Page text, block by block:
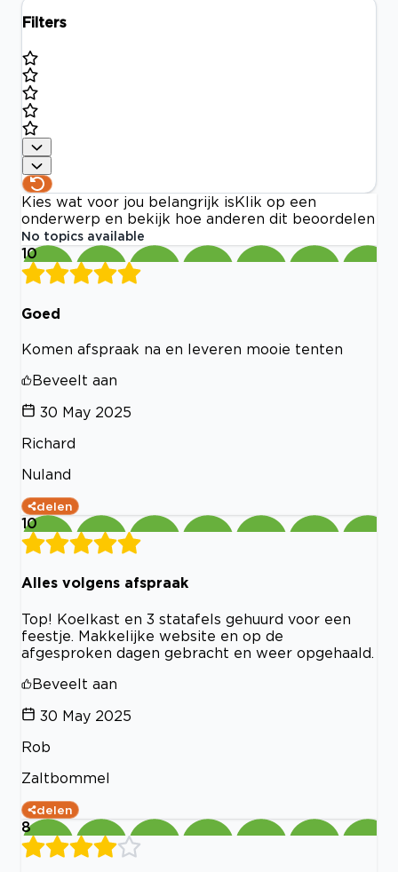
Filters
Kies wat voor jou belangrijk is Klik op een
onderwerp en bekijk hoe anderen dit beoordelen
No topics available
10
Goed
Komen afspraak na en leveren mooie tenten
Beveelt aan
30 May 2025
Richard
Nuland
delen
10
Alles volgens afspraak
Top! Koelkast en 3 statafels gehuurd voor een
feestje. Makkelijke website en op de
afgesproken dagen gebracht en weer opgehaald.
Beveelt aan
30 May 2025
Rob
Zaltbommel
delen
8